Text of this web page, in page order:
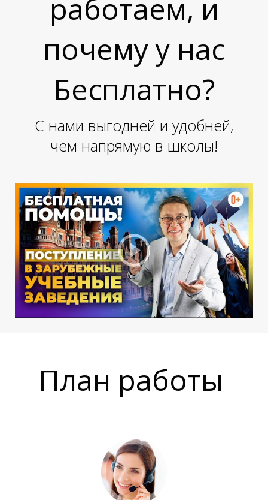
У
работаем, и
почему у нас
Бесплатно?
С нами выгодней и удобней,
чем напрямую в школы!
План работы